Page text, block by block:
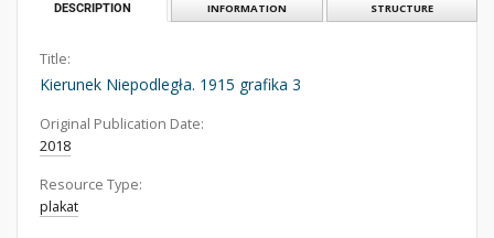
DESCRIPTION INFORMATION STRUCTURE
Title:
Kierunek Niepodległa. 1915 grafika 3
Original Publication Date:
2018
Resource Type:
plakat